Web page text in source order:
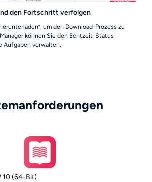
den Fortschritt verfolgen
um den Download-Prozess zu
können Sie den Echtzeit-Status
Aufgaben verwalten.
10 (64-Bit)